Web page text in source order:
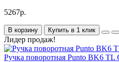
5267р.
В корзину Купить в 1 клик
Лидер продаж!
Ручка поворотная Punto BK6 TL